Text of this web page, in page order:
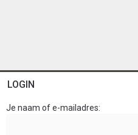
LOGIN
Je naam of e-mailadres